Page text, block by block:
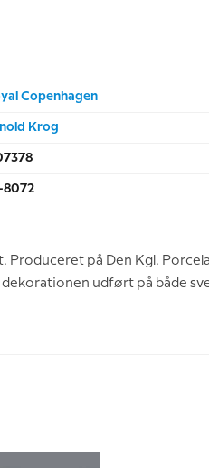
Copenhagen
Krog
8072
Produceret på Den Kgl.
udført på både